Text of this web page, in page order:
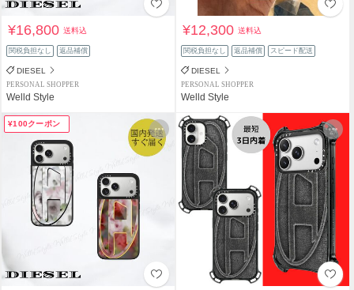
¥16,800送料込
関税負担なし 返品補償
DIESEL
PERSONAL SHOPPER
Welld Style
¥12,300送料込
関税負担なし 返品補償 スピード配送
DIESEL
PERSONAL SHOPPER
Welld Style
¥100クーポン